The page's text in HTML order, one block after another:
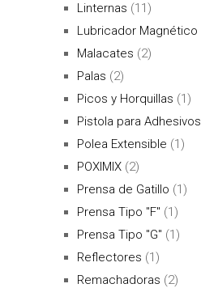
Linternas (11)
Lubricador Magnético
Malacates (2)
Palas (2)
Picos y Horquillas (1)
Pistola para Adhesivos
Polea Extensible (1)
POXIMIX (2)
Prensa de Gatillo (1)
Prensa Tipo "F" (1)
Prensa Tipo "G" (1)
Reflectores (1)
Remachadoras (2)